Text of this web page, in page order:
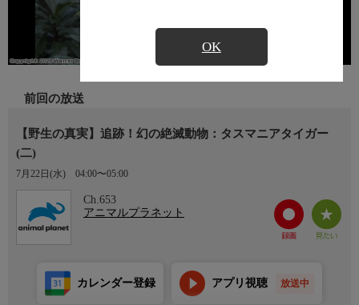
OK
前回の放送
【野生の真実】追跡！幻の絶滅動物：タスマニアタイガー
(二)
7月22日(水) 04:00〜05:00
Ch.653
アニマルプラネット
カレンダー登録 アプリ視聴 放送中